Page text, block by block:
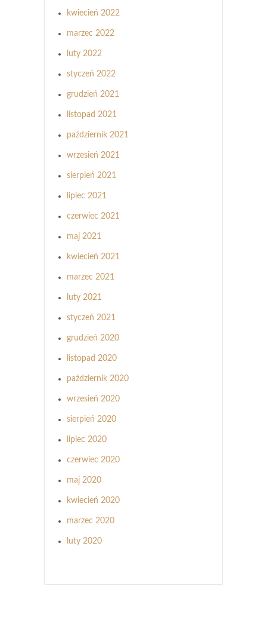
kwiecień 2022
marzec 2022
luty 2022
styczeń 2022
grudzień 2021
listopad 2021
październik 2021
wrzesień 2021
sierpień 2021
lipiec 2021
czerwiec 2021
maj 2021
kwiecień 2021
marzec 2021
luty 2021
styczeń 2021
grudzień 2020
listopad 2020
październik 2020
wrzesień 2020
sierpień 2020
lipiec 2020
czerwiec 2020
maj 2020
kwiecień 2020
marzec 2020
luty 2020